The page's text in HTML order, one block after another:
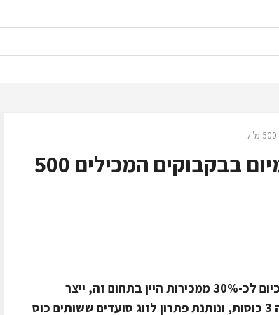
יקבי ברקן מציעים יינות פרימיום בבקבוקים המכילים 500
הגידול בצריכת יין בכוסות במסעדות, המגיע כיום לכ-30% ממכירות היין בתחום זה, ייצר
הזדמנות למכירת תכולה של חצי ליטר המהווה 3 כוסות, ונותנת פתרון לזוג סועדים ששותים כוס